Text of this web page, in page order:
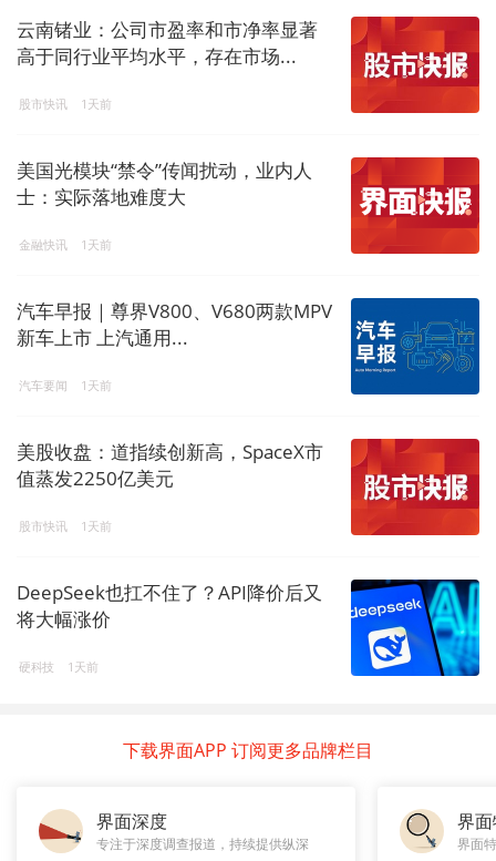
云南锗业：公司市盈率和市净率显著
高于同行业平均水平，存在市场...
股市快讯 1天前
美国光模块“禁令”传闻扰动，业内人
士：实际落地难度大
金融快讯 1天前
汽车早报｜尊界V800、V680两款MPV
新车上市 上汽通用...
汽车要闻 1天前
美股收盘：道指续创新高，SpaceX市
值蒸发2250亿美元
股市快讯 1天前
DeepSeek也扛不住了？API降价后又
将大幅涨价
硬科技 1天前
下载界面APP 订阅更多品牌栏目
界面深度
专注于深度调查报道，持续提供纵深
界
界面